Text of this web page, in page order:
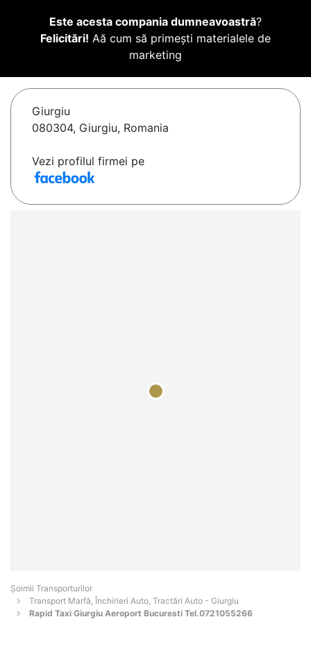
Este acesta compania dumneavoastră?
Felicitări! Aă cum să primești materialele de
marketing
Giurgiu
080304, Giurgiu, Romania
Vezi profilul firmei pe
Șoimii Transporturilor
Transport Marfă, Închirieri Auto, Tractări Auto - Giurgiu
Rapid Taxi Giurgiu Aeroport Bucuresti Tel.0721055266